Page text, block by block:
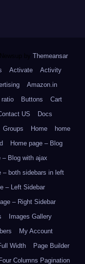
by Themeansar.
Activate
Activity
Amazon.in
ratio Buttons
Cart
US
Docs
Groups Home
home
Home page – Blog
– Blog with ajax
– both sidebars in left
– Left Sidebar
– Right Sidebar
Images Gallery
My Account
Width
Page Builder
Columns Pagination